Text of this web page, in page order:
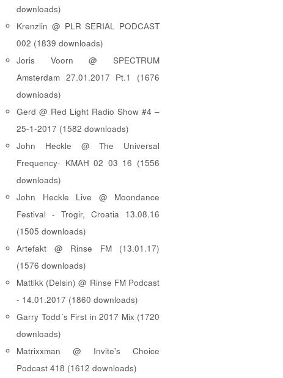
downloads)
Krenzlin @ PLR SERIAL PODCAST
002 (1839 downloads)
Joris Voorn @ SPECTRUM
Amsterdam 27.01.2017 Pt.1 (1676
downloads)
Gerd @ Red Light Radio Show #4 –
25-1-2017 (1582 downloads)
John Heckle @ The Universal
Frequency- KMAH 02 03 16 (1556
downloads)
John Heckle Live @ Moondance
Festival - Trogir, Croatia 13.08.16
(1505 downloads)
Artefakt @ Rinse FM (13.01.17)
(1576 downloads)
Mattikk (Delsin) @ Rinse FM Podcast
- 14.01.2017 (1860 downloads)
Garry Todd´s First in 2017 Mix (1720
downloads)
Matrixxman @ Invite's Choice
Podcast 418 (1612 downloads)